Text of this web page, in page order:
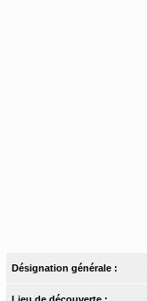
Désignation générale :
Lieu de découverte :